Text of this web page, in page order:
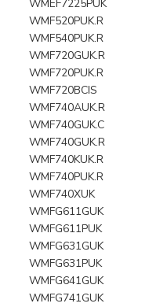
WMEF7225PUK
WMF520PUK.R
WMF540PUK.R
WMF720GUK.R
WMF720PUK.R
WMF720BCIS
WMF740AUK.R
WMF740GUK.C
WMF740GUK.R
WMF740KUK.R
WMF740PUK.R
WMF740XUK
WMFG611GUK
WMFG611PUK
WMFG631GUK
WMFG631PUK
WMFG641GUK
WMFG741GUK